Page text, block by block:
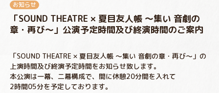
お知らせ
「SOUND THEATRE × 夏目友人帳 ～集い 音劇の
章・再び～」公演予定時間及び終演時間のご案内
「SOUND THEATRE × 夏目友人帳 ～集い 音劇の章・再び～」の
上演時間及び終演予定時間をお知らせ致します。
本公演は一幕、二幕構成で、間に休憩20分間を入れて
2時間05分を予定しております。